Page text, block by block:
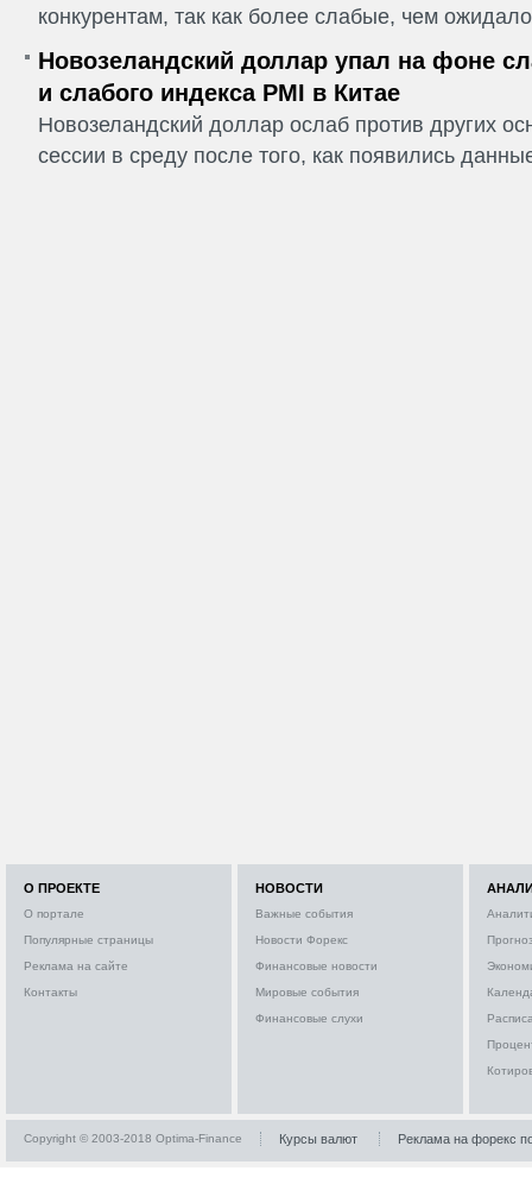
конкурентам, так как более слабые, чем
Новозеландский доллар упал на фоне
и слабого индекса PMI в Китае
Новозеландский доллар ослаб против других
сессии в среду после того, как появились
О ПРОЕКТЕ
О портале
Популярные страницы
Реклама на сайте
Контакты
НОВОСТИ
Важные события
Новости Форекс
Финансовые новости
Мировые события
Финансовые слухи
Copyright © 2003-2018 Optima-Finance Курсы валют Реклама на форекс